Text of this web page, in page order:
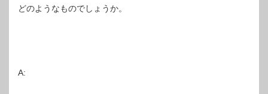
どのようなものでしょうか。
A: